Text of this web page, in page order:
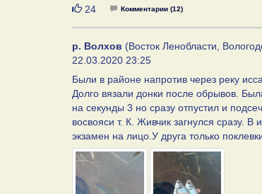
Нравится
24 Комментарии (12)
р. Волхов (Восток Ленобласти,
22.03.2020 23:25
Были в районе напротив через реку
Долго вязали донки после обрывов.
на секунды 3 но сразу отпустил и
восвояси т. К. Живчик загнулся сразу.
экзамен на лицо.У друга только